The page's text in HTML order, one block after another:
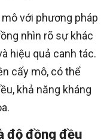
với phương pháp
nhìn rõ sự khác
hiệu quả canh tác.
cấy mô, có thể
khả năng kháng
độ đồng đều